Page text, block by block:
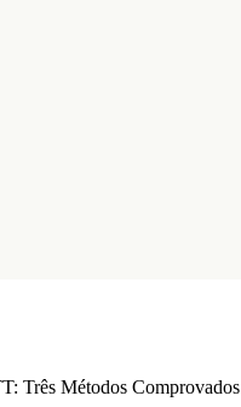
Três Métodos Comprovados